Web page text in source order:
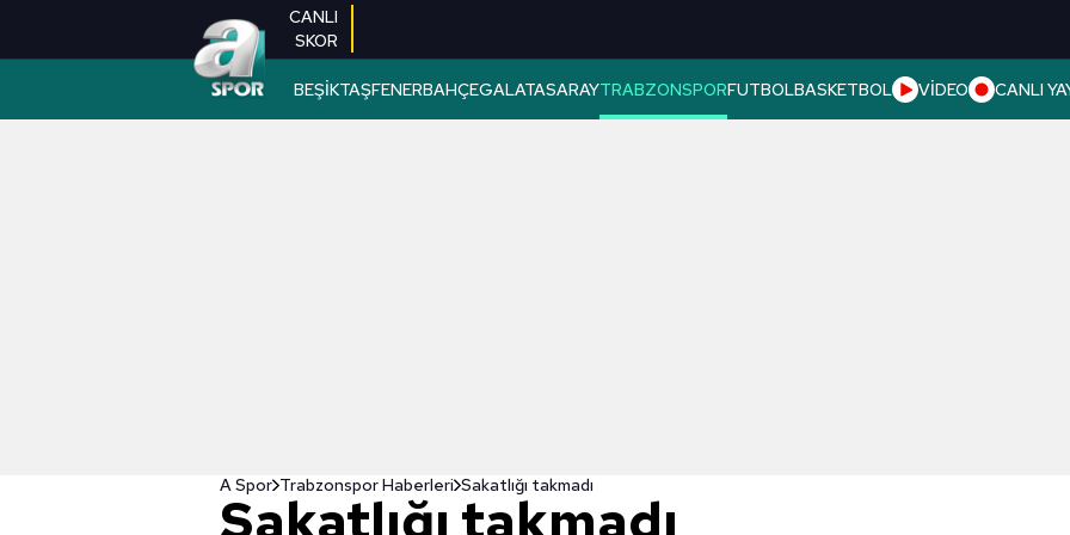
CANLI
SKOR
BEŞİKTAŞFENERBAHÇEGALATASARAYTRABZONSPORFUTBOLBASKETBOL VİDEO CANLI
A Spor Trabzonspor Haberleri Sakatlığı takmadı
Sakatlığı takmadı